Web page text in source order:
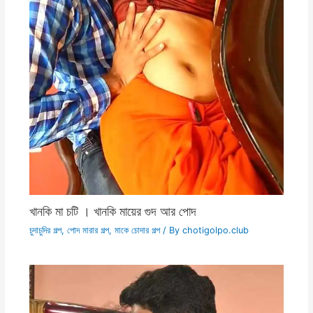
খানকি মা চটি । খানকি মায়ের গুদ আর পোদ
চুদাচুদির গল্প, পোদ মারার গল্প, মাকে চোদার গল্প/ By chotigolpo.club